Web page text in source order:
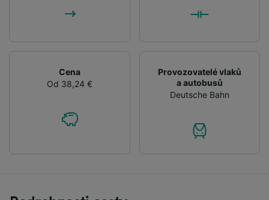
Cena
Od 38,24 €
Provozovatelé vlaků
a autobusů
Deutsche Bahn